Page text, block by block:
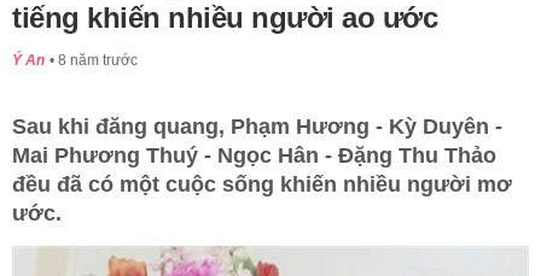
tiếng khiến nhiều người ao ước
Ý An 8 năm trước
Sau khi đăng quang, Phạm Hương - Kỳ Duyên -
Mai Phương Thuý - Ngọc Hân - Đặng Thu Thảo
đều đã có một cuộc sống khiến nhiều người mơ
ước.